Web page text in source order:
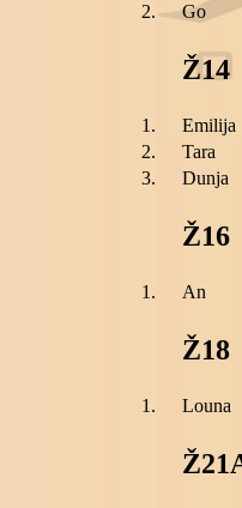
2.
Go
Ž14
1.
Emilija
2.
Tara
3.
Dunja
Ž16
1. An
Ž18
1. Louna